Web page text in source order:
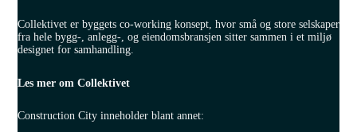
Collektivet er byggets co-working konsept, hvor små og store selskaper
fra hele bygg-, anlegg-, og eiendomsbransjen sitter sammen i et miljø
designet for samhandling.
Les mer om Collektivet
Construction City inneholder blant annet: